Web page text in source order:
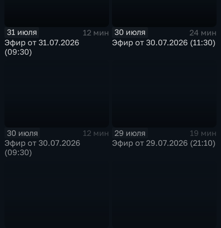
31 июля
12 мин
Эфир от 31.07.2026
(09:30)
30 июля
24 мин
Эфир от 30.07.2026 (11:30)
30 июля
12 мин
Эфир от 30.07.2026
(09:30)
29 июля
19 мин
Эфир от 29.07.2026 (21:10)